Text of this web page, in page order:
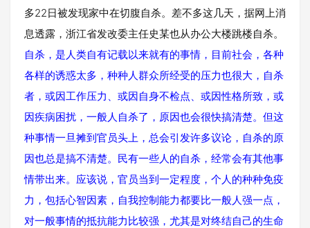
多22日被发现家中在切腹自杀。差不多这几天，据网上消
息透露，浙江省发改委主任史某也从办公大楼跳楼自杀。
自杀，是人类自有记载以来就有的事情，目前社会，各种
各样的诱惑太多，种种人群众所经受的压力也很大，自杀
者，或因工作压力、或因自身不检点、或因性格所致，或
因疾病困扰，一般人自杀了，原因也会很快搞清楚。但这
种事情一旦摊到官员头上，总会引发许多议论，自杀的原
因也总是搞不清楚。民有一些人的自杀，经常会有其他事
情带出来。应该说，官员当到一定程度，个人的种种免疫
力，包括心智因素，自我控制能力都要比一般人强一点，
对一般事情的抵抗能力比较强，尤其是对终结自己的生命